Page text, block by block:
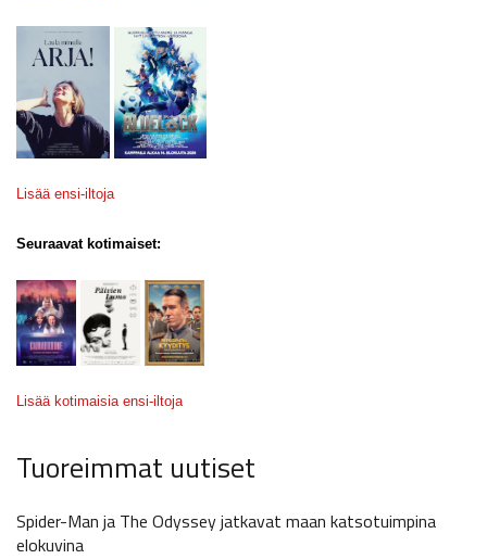
Lisää ensi-iltoja
Seuraavat kotimaiset:
Lisää kotimaisia ensi-iltoja
Tuoreimmat uutiset
Spider-Man ja The Odyssey jatkavat maan katsotuimpina
elokuvina